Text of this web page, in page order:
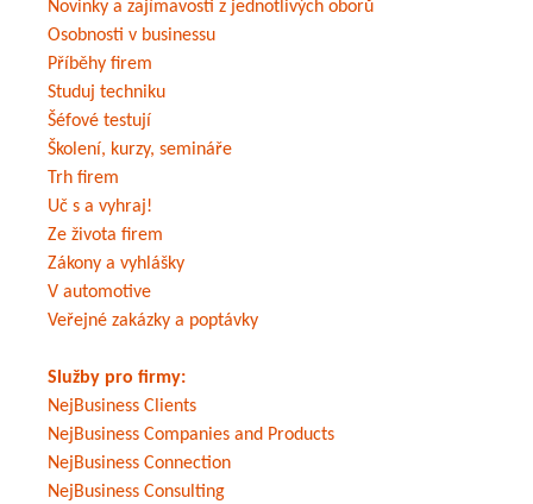
Novinky a zajímavosti z jednotlivých oborů
Osobnosti v businessu
Příběhy firem
Studuj techniku
Šéfové testují
Školení, kurzy, semináře
Trh firem
Uč s a vyhraj!
Ze života firem
Zákony a vyhlášky
V automotive
Veřejné zakázky a poptávky
Služby pro firmy:
NejBusiness Clients
NejBusiness Companies and Products
NejBusiness Connection
NejBusiness Consulting